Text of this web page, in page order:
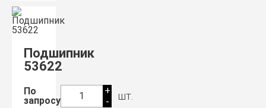
Подшипник
53622
По
запросу
1
+
-
шт.